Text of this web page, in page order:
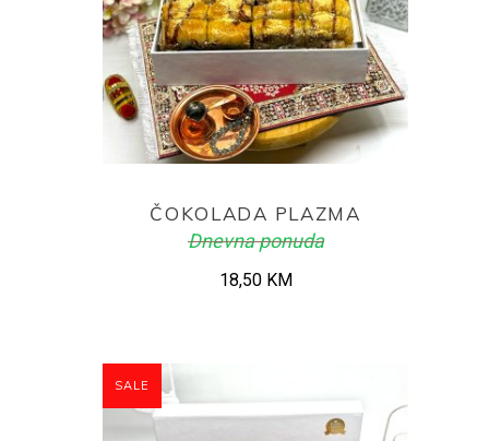
ČOKOLADA PLAZMA
Dnevna ponuda
18,50 KM
SALE